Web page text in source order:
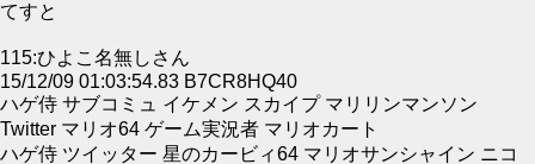
てすと
115:ひよこ名無しさん
15/12/09 01:03:54.83 B7CR8HQ40
ハゲ侍 サブコミュ イケメン スカイプ マリリンマンソン
Twitter マリオ64 ゲーム実況者 マリオカート
ハゲ侍 ツイッター 星のカービィ64 マリオサンシャイン ニコ